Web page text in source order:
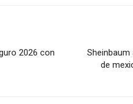
2026 con
de